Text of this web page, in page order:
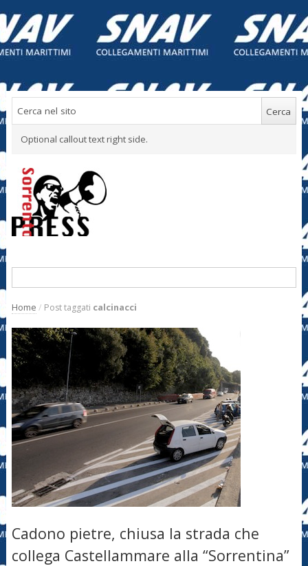
Optional callout text right side.
Home / Post taggati calcinacci
Cadono pietre, chiusa la strada che
collega Castellammare alla “Sorrentina”